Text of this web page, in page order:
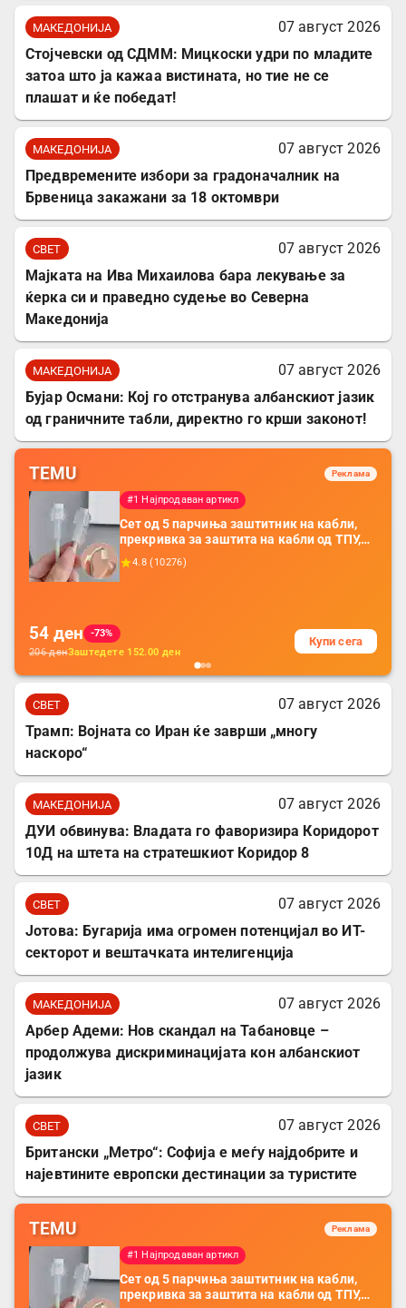
МАКЕДОНИЈА
07 август 2026
Стојчевски од СДММ: Мицкоски удри по младите
затоа што ја кажаа вистината, но тие не се
плашат и ќе победат!
МАКЕДОНИЈА
07 август 2026
Предвремените избори за градоначалник на
Брвеница закажани за 18 октомври
СВЕТ
07 август 2026
Мајката на Ива Михаилова бара лекување за
ќерка си и праведно судење во Северна
Македонија
МАКЕДОНИЈА
07 август 2026
Бујар Османи: Кој го отстранува албанскиот јазик
од граничните табли, директно го крши законот!
TEMU Реклама
#1 Најпродаван артикл
Сет од 5 парчиња заштитник на кабли,
прекривка за заштита на кабли од ТПУ,
додатоци за заштита на кабли, без
батерија, за мобилни телефони, комплет
4.8 ( 10276)
54 ден
-73%
206денЗаштедете 152.00 ден
Купи сега
СВЕТ
07 август 2026
Трамп: Војната со Иран ќе заврши „многу
наскоро“
МАКЕДОНИЈА
07 август 2026
ДУИ обвинува: Владата го фаворизира Коридорот
10Д на штета на стратешкиот Коридор 8
СВЕТ
07 август 2026
Јотова: Бугарија има огромен потенцијал во ИТ-
секторот и вештачката интелигенција
МАКЕДОНИЈА
07 август 2026
Арбер Адеми: Нов скандал на Табановце –
продолжува дискриминацијата кон албанскиот
јазик
СВЕТ
07 август 2026
Британски „Метро“: Софија е меѓу најдобрите и
најевтините европски дестинации за туристите
TEMU Реклама
#1 Најпродаван артикл
Сет од 5 парчиња заштитник на кабли,
прекривка за заштита на кабли од ТПУ,